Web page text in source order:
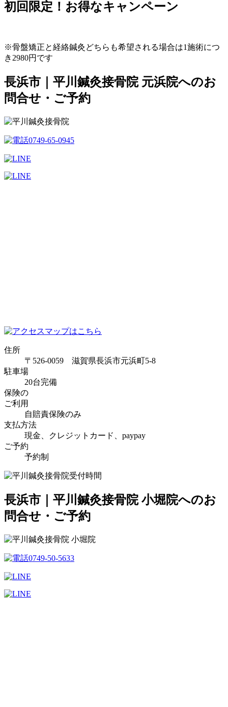
初回限定！お得なキャンペーン
※骨盤矯正と経絡鍼灸どちらも希望される場合は1施術につ
き2980円です
長浜市｜平川鍼灸接骨院 元浜院へのお
問合せ・ご予約
住所
〒526-0059 滋賀県長浜市元浜町5-8
駐車場
20台完備
保険の
ご利用
自賠責保険のみ
支払方法
現金、クレジットカード、paypay
ご予約
予約制
長浜市｜平川鍼灸接骨院 小堀院へのお
問合せ・ご予約